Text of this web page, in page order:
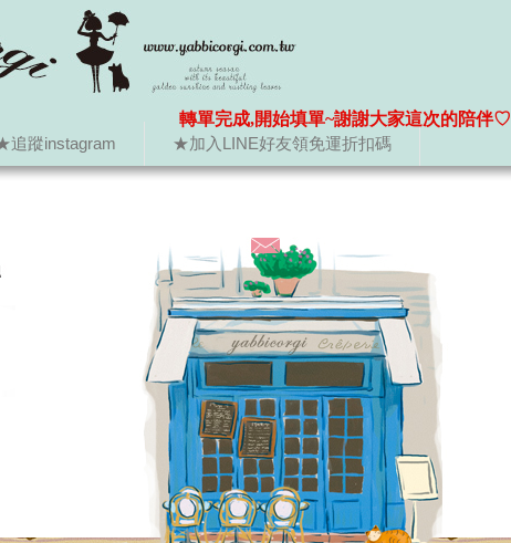
追蹤instagram ★加入LINE好友領免運折扣碼
轉單完成,開始填單~謝謝大家這次的陪伴♡